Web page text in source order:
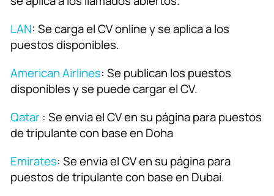
LAN: Se carga el CV online y se aplica a los
puestos disponibles.
American Airlines: Se publican los puestos
disponibles y se puede cargar el CV.
Qatar : Se envia el CV en su página para puestos
de tripulante con base en Doha
Emirates: Se envia el CV en su página para
puestos de tripulante con base en Dubai.